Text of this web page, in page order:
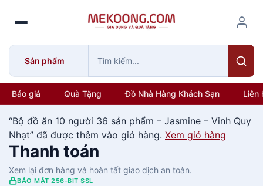
o
Sản phẩm
Báo giá Quà Tặng Đồ Nhà Hàng Khách Sạn Liên
“Bộ đồ ăn 10 người 36 sản phẩm – Jasmine – Vinh Quy
Nhạt” đã được thêm vào giỏ hàng. Xem giỏ hàng
Thanh toán
Xem lại đơn hàng và hoàn tất giao dịch an toàn.
BẢO MẬT 256-BIT SSL